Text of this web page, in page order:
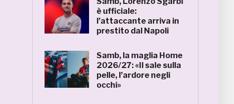
è ufficiale:
l’attaccante arriva in
prestito dal Napoli
Samb, la maglia Home
2026/27: «Il sale sulla
pelle, l’ardore negli
occhi»